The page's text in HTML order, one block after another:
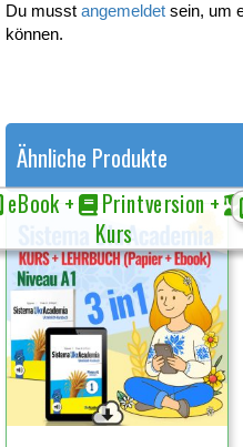
Du musst angemeldet sein, um
können.
Ähnliche Produkte
eBook +
Printversion +
Kurs